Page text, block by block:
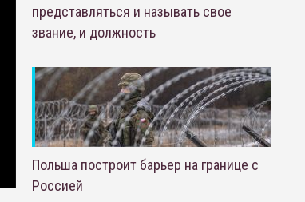
представляться и называть свое
звание, и должность
Польша построит барьер на границе с
Россией